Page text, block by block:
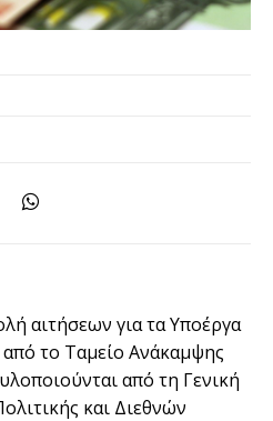
αιτήσεων για τα Υποέργα
το Ταμείο Ανάκαμψης
από τη Γενική
και Διεθνών